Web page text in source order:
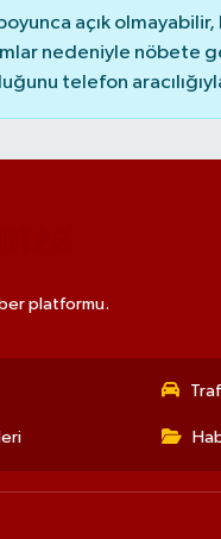
açık
nedeniyle nöbete
telefon
platformu.